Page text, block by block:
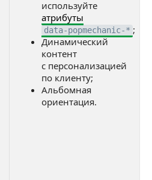
используйте
атрибуты
data-popmechanic-* ;
Динамический
контент
с персонализацией
по клиенту;
Альбомная
ориентация.